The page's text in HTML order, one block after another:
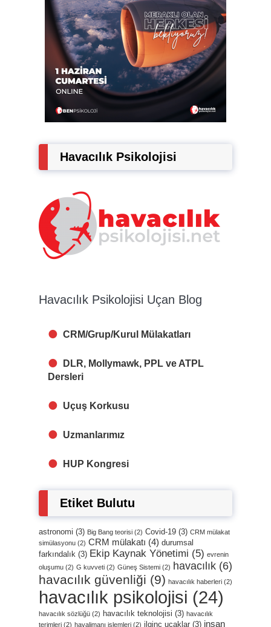
Havacılık Psikolojisi
Havacılık Psikolojisi Uçan Blog
CRM/Grup/Kurul Mülakatları
DLR, Mollymawk, PPL ve ATPL
Dersleri
Uçuş Korkusu
Uzmanlarımız
HUP Kongresi
Etiket Bulutu
astronomi (3) Big Bang teorisi (2) Covid-19 (3) CRM mülakat
simülasyonu (2) CRM mülakatı (4) durumsal
farkındalık (3) Ekip Kaynak Yönetimi (5) evrenin
oluşumu (2) G kuvveti (2) Güneş Sistemi (2) havacılık (6)
havacılık güvenliği (9) havacılık haberleri (2)
havacılık psikolojisi (24)
havacılık sözlüğü (2) havacılık teknolojisi (3) havacılık
terimleri (2) havalimanı işlemleri (2) ilginç uçaklar (3) insan